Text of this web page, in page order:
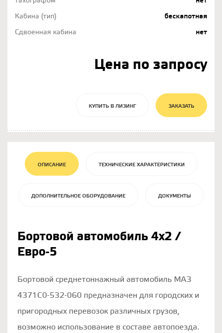
Кабина (тип)
бескапотная
Сдвоенная кабина
нет
Цена по запросу
КУПИТЬ В ЛИЗИНГ ЗАКАЗАТЬ
ОПИСАНИЕ ТЕХНИЧЕСКИЕ ХАРАКТЕРИСТИКИ
ДОПОЛНИТЕЛЬНОЕ ОБОРУДОВАНИЕ ДОКУМЕНТЫ
Бортовой автомобиль 4х2 /
Евро-5
Бортовой среднетоннажный автомобиль МАЗ
4371С0-532-060 предназначен для городских и
пригородных перевозок различных грузов,
возможно использование в составе автопоезда.